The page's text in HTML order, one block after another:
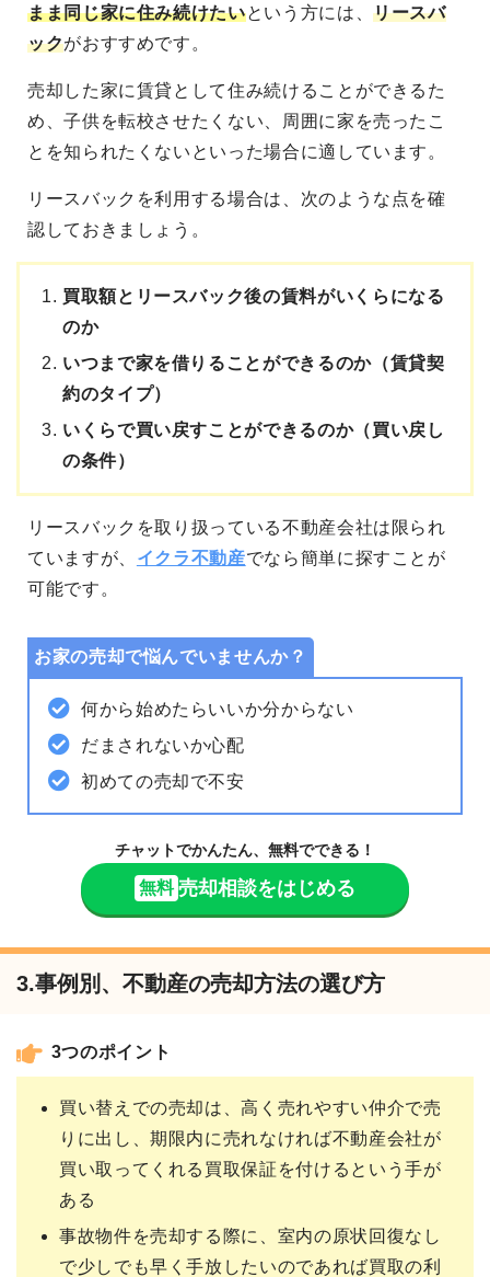
まま同じ家に住み続けたいという方には、リースバ
ックがおすすめです。
売却した家に賃貸として住み続けることができるた
め、子供を転校させたくない、周囲に家を売ったこ
とを知られたくないといった場合に適しています。
リースバックを利用する場合は、次のような点を確
認しておきましょう。
買取額とリースバック後の賃料がいくらになる
のか
いつまで家を借りることができるのか（賃貸契
約のタイプ）
いくらで買い戻すことができるのか（買い戻し
の条件）
リースバックを取り扱っている不動産会社は限られ
ていますが、 イクラ不動産でなら簡単に探すことが
可能です。
お家の売却で悩んでいませんか？
何から始めたらいいか分からない
だまされないか心配
初めての売却で不安
チャットでかんたん、無料でできる！
無料 売却相談をはじめる
3.事例別、不動産の売却方法の選び方
3つのポイント
買い替えでの売却は、高く売れやすい仲介で売
りに出し、期限内に売れなければ不動産会社が
買い取ってくれる買取保証を付けるという手が
ある
事故物件を売却する際に、室内の原状回復なし
で少しでも早く手放したいのであれば買取の利